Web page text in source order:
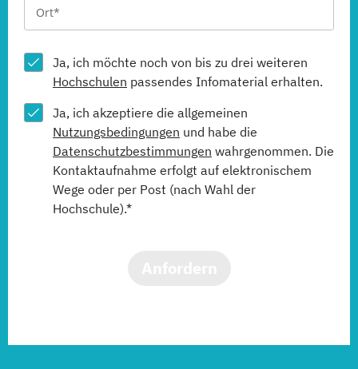
Ja, ich möchte noch von bis zu drei weiteren
Hochschulen passendes Infomaterial erhalten.
Ja, ich akzeptiere die allgemeinen
Nutzungsbedingungen und habe die
Datenschutzbestimmungen wahrgenommen. Die
Kontaktaufnahme erfolgt auf elektronischem
Wege oder per Post (nach Wahl der
Hochschule).*